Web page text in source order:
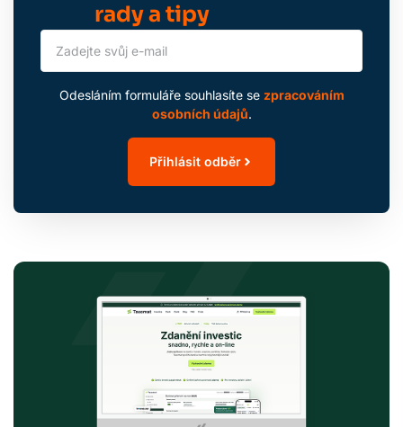
rady a tipy
Odesláním formuláře souhlasíte se zpracováním
osobních údajů.
Přihlásit odběr